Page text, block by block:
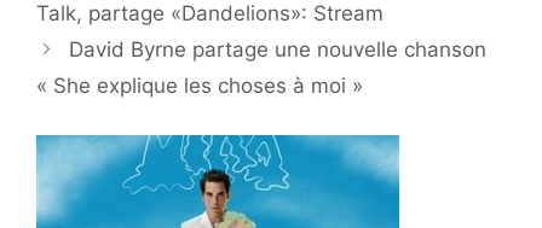
Talk, partage «Dandelions»: Stream
David Byrne partage une nouvelle chanson
« She explique les choses à moi »